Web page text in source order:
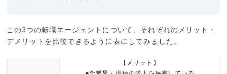
この3つの転職エージェントについて、それぞれのメリット・
デメリットを比較できるように表にしてみました。
【メリット】